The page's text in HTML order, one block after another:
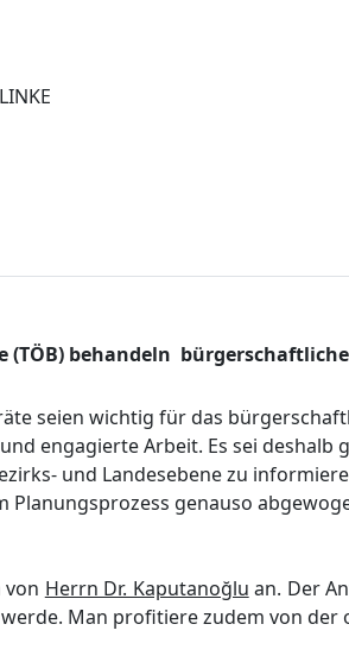
behandeln 
seien wichtig für das
und engagierte Arbeit. Es sei
und Landesebene zu
Planungsprozess genauso
von Herrn Dr. Kaputanoğlu an. Der
Man profitiere zudem von der